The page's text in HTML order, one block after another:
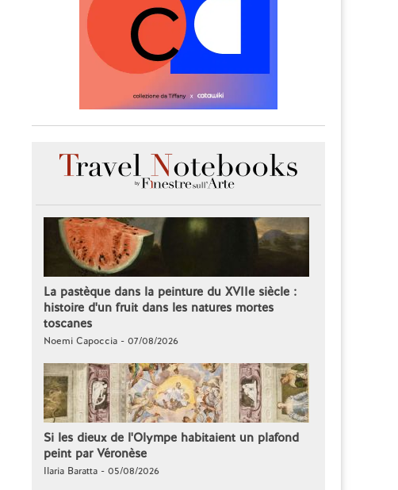
La pastèque dans la peinture du XVIIe siècle :
histoire d'un fruit dans les natures mortes
toscanes
Noemi Capoccia - 07/08/2026
Si les dieux de l'Olympe habitaient un plafond
peint par Véronèse
Ilaria Baratta - 05/08/2026